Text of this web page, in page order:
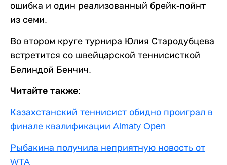
ошибка и один реализованный брейк-пойнт
из семи.
Во втором круге турнира Юлия Стародубцева
встретится со швейцарской теннисисткой
Белиндой Бенчич.
Читайте также:
Казахстанский теннисист обидно проиграл в
финале квалификации Almaty Open
Рыбакина получила неприятную новость от
WTA